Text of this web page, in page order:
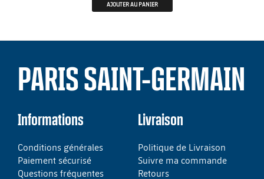
AJOUTER AU PANIER
PARIS SAINT-GERMAIN
Informations
Conditions générales
Paiement sécurisé
Questions fréquentes
Livraison
Politique de Livraison
Suivre ma commande
Retours